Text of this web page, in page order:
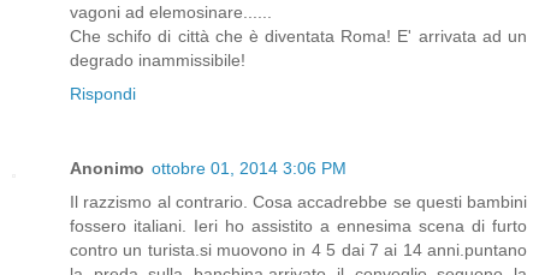
vagoni ad elemosinare......
Che schifo di città che è diventata Roma! E' arrivata ad un
degrado inammissibile!
Rispondi
Anonimo ottobre 01, 2014 3:06 PM
Il razzismo al contrario. Cosa accadrebbe se questi bambini
fossero italiani. Ieri ho assistito a ennesima scena di furto
contro un turista.si muovono in 4 5 dai 7 ai 14 anni.puntano